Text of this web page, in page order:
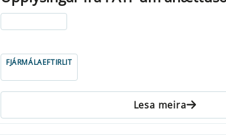
FJÁRMÁLAEFTIRLIT
Lesa meira